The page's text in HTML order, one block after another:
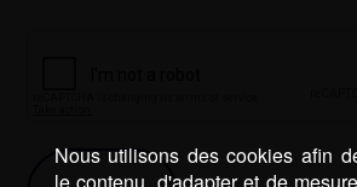
Nous utilisons des cookies afin
le contenu, d'adapter et de